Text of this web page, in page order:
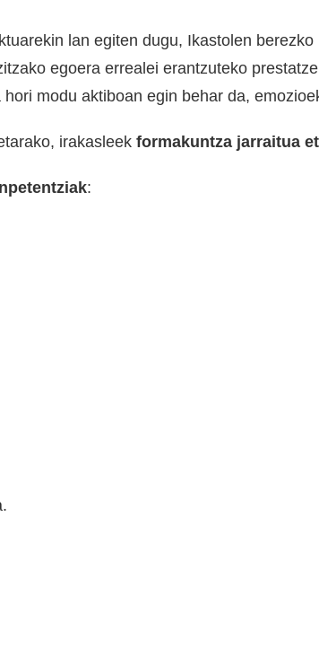
lan egiten dugu, Ikastolen
egoera errealei erantzuteko
modu aktiboan egin behar da,
irakasleek formakuntza jarraitua
: